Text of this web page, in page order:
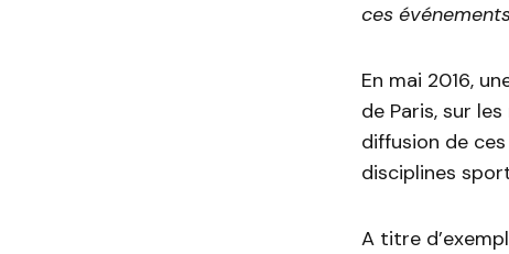
ces
En mai 2016,
de Paris, sur
diffusion de
disciplines
A titre